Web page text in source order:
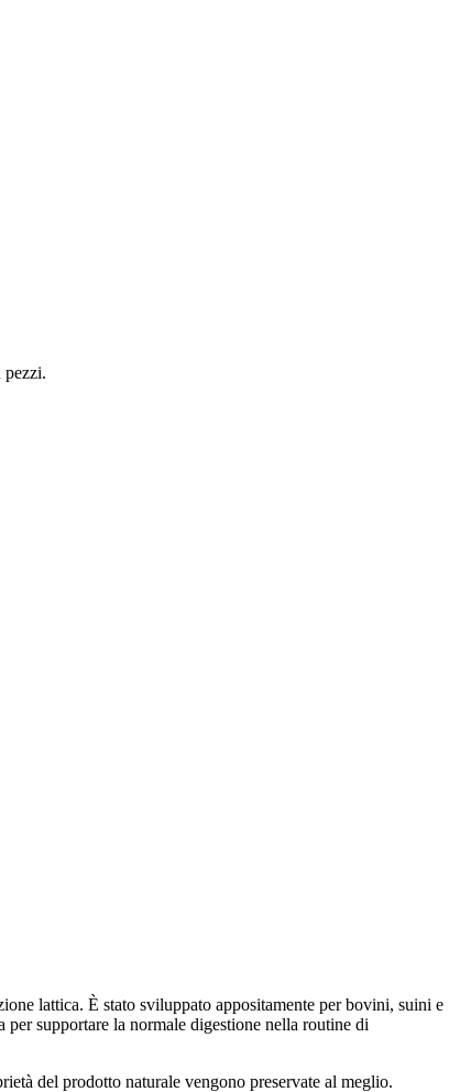
pezzi.
lattica. È stato sviluppato appositamente per bovini, suini e
supportare la normale digestione nella routine di
del prodotto naturale vengono preservate al meglio.